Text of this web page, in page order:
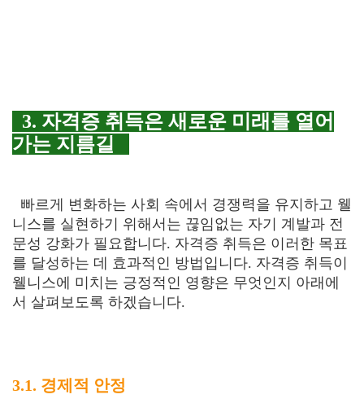
3. 자격증 취득은 새로운 미래를 열어
가는 지름길
빠르게 변화하는 사회 속에서 경쟁력을 유지하고 웰
니스를 실현하기 위해서는 끊임없는 자기 계발과 전
문성 강화가 필요합니다. 자격증 취득은 이러한 목표
를 달성하는 데 효과적인 방법입니다. 자격증 취득이
웰니스에 미치는 긍정적인 영향은 무엇인지 아래에
서 살펴보도록 하겠습니다.
3.1. 경제적 안정